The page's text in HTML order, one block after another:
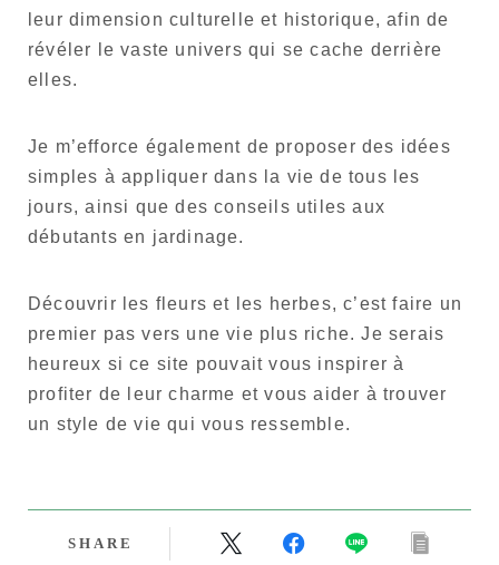
leur dimension culturelle et historique, afin de
révéler le vaste univers qui se cache derrière
elles.
Je m’efforce également de proposer des idées
simples à appliquer dans la vie de tous les
jours, ainsi que des conseils utiles aux
débutants en jardinage.
Découvrir les fleurs et les herbes, c’est faire un
premier pas vers une vie plus riche. Je serais
heureux si ce site pouvait vous inspirer à
profiter de leur charme et vous aider à trouver
un style de vie qui vous ressemble.
SHARE